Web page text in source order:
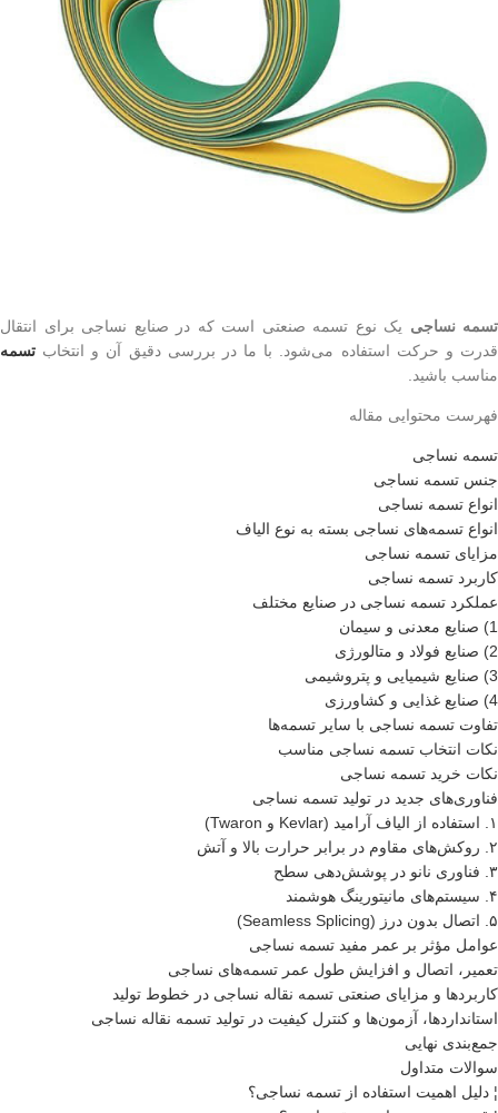
تسمه نساجی یک نوع تسمه صنعتی است که در صنایع نساجی برای انتقال
قدرت و حرکت استفاده می‌شود. با ما در بررسی دقیق آن و انتخاب تسمه
مناسب باشید.
فهرست محتوایی مقاله
تسمه نساجی
جنس تسمه نساجی
انواع تسمه نساجی
انواع تسمه‌های نساجی بسته به نوع الیاف
مزایای تسمه نساجی
کاربرد تسمه نساجی
عملکرد تسمه نساجی در صنایع مختلف
1) صنایع معدنی و سیمان
2) صنایع فولاد و متالورژی
3) صنایع شیمیایی و پتروشیمی
4) صنایع غذایی و کشاورزی
تفاوت تسمه نساجی با سایر تسمه‌ها
نکات انتخاب تسمه نساجی مناسب
نکات خرید تسمه نساجی
فناوری‌های جدید در تولید تسمه نساجی
۱. استفاده از الیاف آرامید (Kevlar و Twaron)
۲. روکش‌های مقاوم در برابر حرارت بالا و آتش
۳. فناوری نانو در پوشش‌دهی سطح
۴. سیستم‌های مانیتورینگ هوشمند
۵. اتصال بدون درز (Seamless Splicing)
عوامل مؤثر بر عمر مفید تسمه نساجی
تعمیر، اتصال و افزایش طول عمر تسمه‌های نساجی
کاربردها و مزایای صنعتی تسمه نقاله نساجی در خطوط تولید
استانداردها، آزمون‌ها و کنترل کیفیت در تولید تسمه نقاله نساجی
جمع‌بندی نهایی
سوالات متداول
¦ دلیل اهمیت استفاده از تسمه نساجی؟